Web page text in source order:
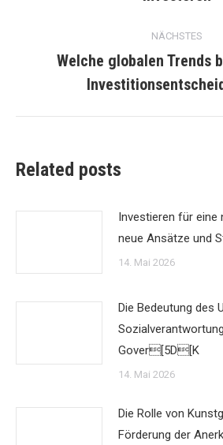
Beitrag:
NÄCHSTES
Beitrag:
Welche globalen Trends
Related posts
Investieren für eine
neue Ansätze und
14. Mai 2026
Die Bedeutung des
Gover[5D[K
14. Mai 2026
Die Rolle von
Förderung der